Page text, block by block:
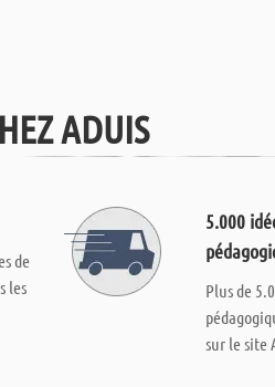
ADUIS
de
les
5.000
Plus de
sur le site